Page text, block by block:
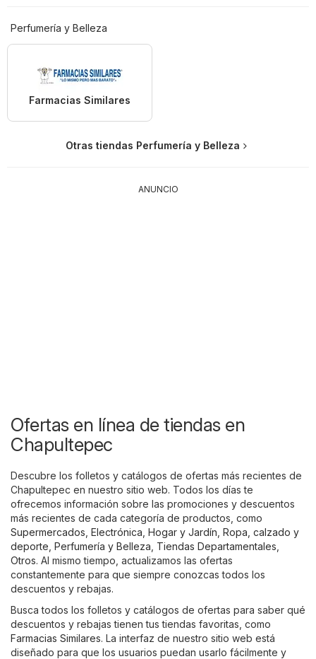
Perfumería y Belleza
Farmacias Similares
Otras tiendas Perfumería y Belleza
ANUNCIO
Ofertas en línea de tiendas en
Chapultepec
Descubre los folletos y catálogos de ofertas más recientes de
Chapultepec en nuestro sitio web. Todos los días te
ofrecemos información sobre las promociones y descuentos
más recientes de cada categoría de productos, como
Supermercados Electrónica Hogar y Jardín Ropa, calzado y
deporte Perfumería y Belleza Tiendas Departamentales
Otros. Al mismo tiempo, actualizamos las ofertas
constantemente para que siempre conozcas todos los
descuentos y rebajas.
Busca todos los folletos y catálogos de ofertas para saber qué
descuentos y rebajas tienen tus tiendas favoritas, como
Farmacias Similares. La interfaz de nuestro sitio web está
diseñado para que los usuarios puedan usarlo fácilmente y